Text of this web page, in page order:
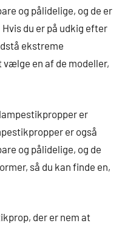
og pålidelige, og de er
du er på udkig efter
ekstreme
en af de modeller,
er
er også
og pålidelige, og de
så du kan finde en,
der er nem at